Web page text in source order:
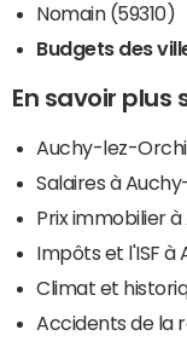
Nomain (59310)
Budgets des
En savoir plus
Auchy-lez-
Salaires à
Prix immobilier
Impôts et l'ISF
Climat et
Accidents de la